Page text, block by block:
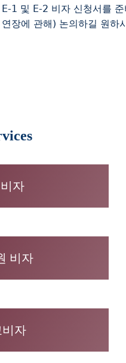
1 및 E-2 비자 신청서를 준
장에 관해) 논의하길 원하시
자
비자
비자